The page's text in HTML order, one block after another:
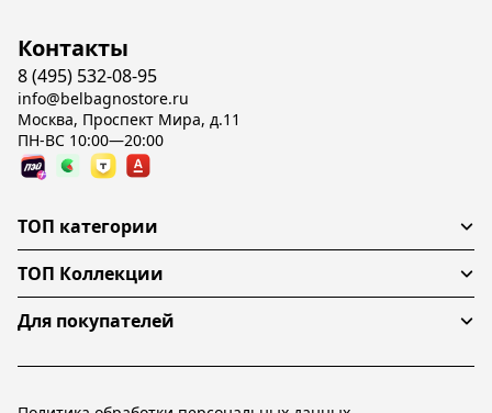
Контакты
8 (495) 532-08-95
info@belbagnostore.ru
Москва, Проспект Мира, д.11
ПН-ВС 10:00—20:00
ТОП категории
ТОП Коллекции
Для покупателей